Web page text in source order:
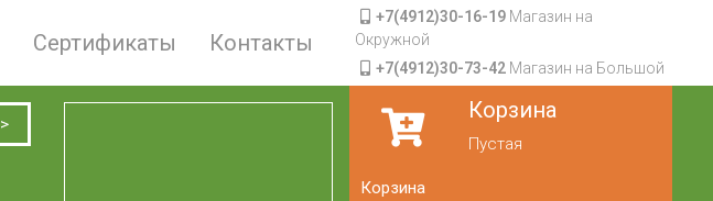
Сертификаты Контакты
+7(4912)30-16-19Магазин на
Окружной
+7(4912)30-73-42Магазин на Большой
Корзина
Пустая
Корзина